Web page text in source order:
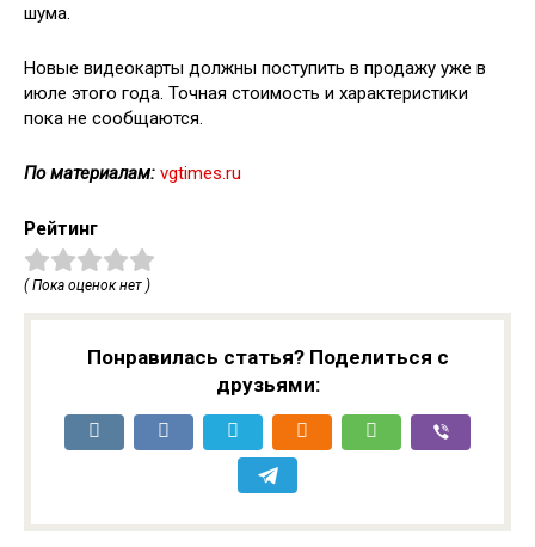
шума.
Новые видеокарты должны поступить в продажу уже в
июле этого года. Точная стоимость и характеристики
пока не сообщаются.
По материалам: vgtimes.ru
Рейтинг
( Пока оценок нет )
Понравилась статья? Поделиться с
друзьями: